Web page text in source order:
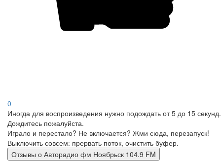
0
Иногда для воспроизведения нужно подождать от 5 до 15 секунд.
Дождитесь пожалуйста.
Играло и перестало? Не включается? Жми сюда, перезапуск!
Выключить совсем: прервать поток, очистить буфер.
Отзывы о Авторадио фм Ноябрьск 104.9 FM